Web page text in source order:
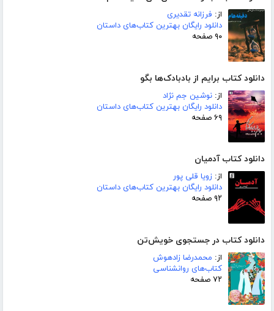
از: فرزانه تقدیری
دانلود رایگان بهترین کتاب‌های داستان
۹۰ صفحه
دانلود کتاب برایم از بادبادک‌ها بگو
از: نوشین جم نژاد
دانلود رایگان بهترین کتاب‌های داستان
۶۹ صفحه
دانلود کتاب آدمیان
از: زویا قلی پور
دانلود رایگان بهترین کتاب‌های داستان
۹۲ صفحه
دانلود کتاب در جستجوی خویش‌تن
از: محمدرضا زادهوش
کتاب‌های روانشناسی
۷۲ صفحه